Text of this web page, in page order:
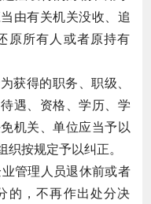
由有关机关没收、追
原所有人或者原持有
获得的职务、职级、
遇、资格、学历、学
机关、单位应当予以
按规定予以纠正。
管理人员退休前或者
的，不再作出处分决